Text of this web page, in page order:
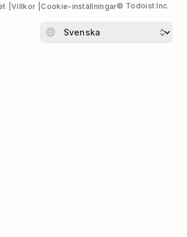
Villkor Cookie-inställningar© Todoist Inc.